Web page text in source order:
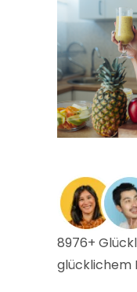
8976+
glücklichem